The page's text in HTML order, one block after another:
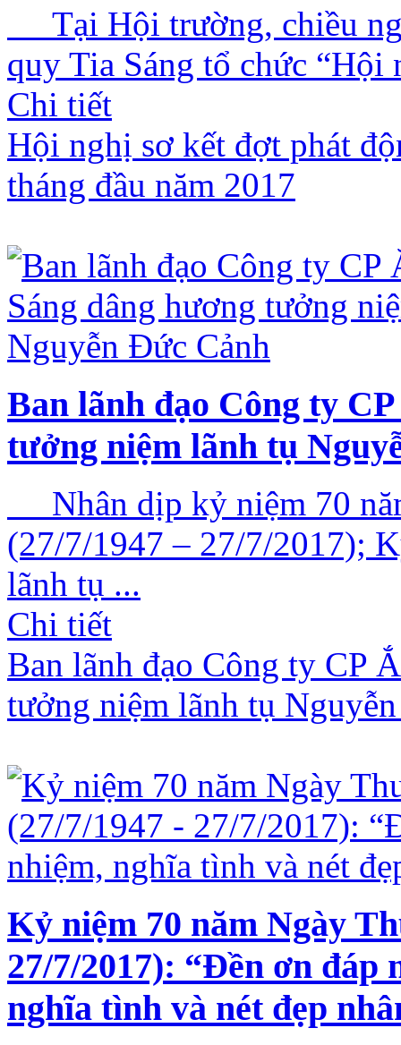
Tại Hội trường, chiều
quy Tia Sáng tổ chức
Chi tiết
Hội nghị sơ kết đợt phát
tháng đầu năm 2017
Ban lãnh đạo Công ty
tưởng niệm lãnh tụ
Nhân dịp kỷ niệm 70
(27/7/1947 – 27/7/2017);
lãnh tụ ...
Chi tiết
Ban lãnh đạo Công ty CP
tưởng niệm lãnh tụ
Kỷ niệm 70 năm Ngày
27/7/2017): “Đền ơn đáp
nghĩa tình và nét đẹp